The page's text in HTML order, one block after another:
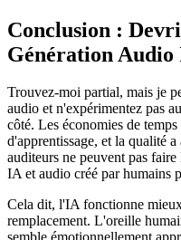
Conclusion :
Génération Audio
Trouvez-moi partial, mais je
audio et n'expérimentez pas
côté. Les économies de
d'apprentissage, et la qualité
auditeurs ne peuvent pas
IA et audio créé par humains
Cela dit, l'IA fonctionne
remplacement. L'oreille